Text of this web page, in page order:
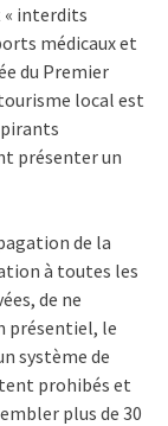
interdits
médicaux et
du Premier
local est
présenter un
de la
à toutes les
de ne
présentiel, le
système de
prohibés et
plus de 30